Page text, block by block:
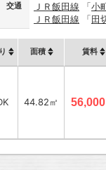
交通
ＪＲ飯田線 「小
ＪＲ飯田線 「田
面積 賃料
44.82㎡ 56,000